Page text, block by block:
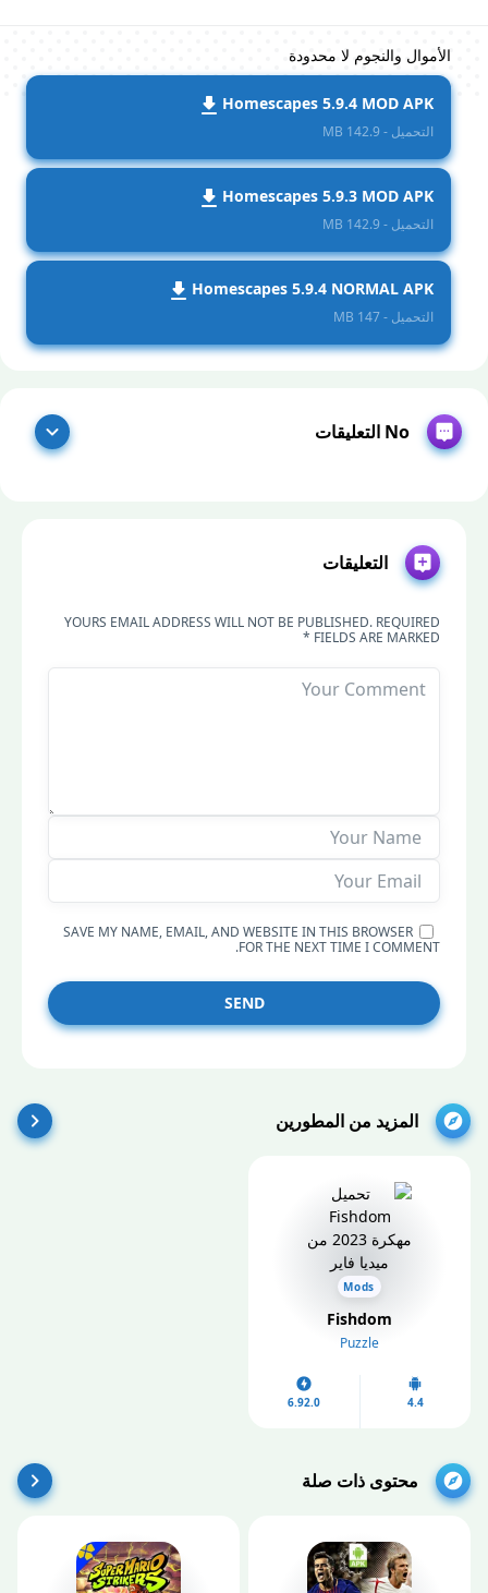
الأموال والنجوم لا محدودة
Homescapes 5.9.4 MOD APK
التحميل - 142.9 MB
Homescapes 5.9.3 MOD APK
التحميل - 142.9 MB
Homescapes 5.9.4 NORMAL APK
التحميل - 147 MB
No التعليقات
التعليقات
YOURS EMAIL ADDRESS WILL NOT BE PUBLISHED. REQUIRED
FIELDS ARE MARKED *
SAVE MY NAME, EMAIL, AND WEBSITE IN THIS BROWSER
FOR THE NEXT TIME I COMMENT.
SEND
المزيد من المطورين
Mods
Fishdom
Puzzle
4.4
6.92.0
محتوى ذات صلة